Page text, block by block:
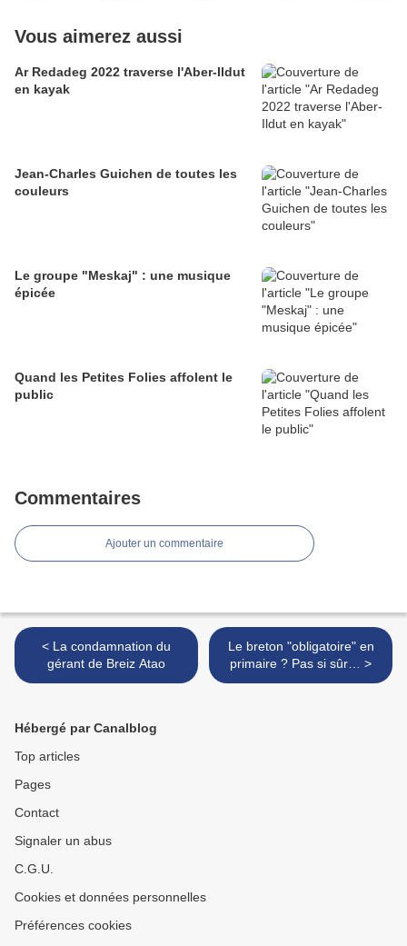
Vous aimerez aussi
Ar Redadeg 2022 traverse l'Aber-Ildut
en kayak
Jean-Charles Guichen de toutes les
couleurs
Le groupe "Meskaj" : une musique
épicée
Quand les Petites Folies affolent le
public
Commentaires
Ajouter un commentaire
< La condamnation du
gérant de Breiz Atao
Le breton "obligatoire" en
primaire ? Pas si sûr… >
Hébergé par Canalblog
Top articles
Pages
Contact
Signaler un abus
C.G.U.
Cookies et données personnelles
Préférences cookies